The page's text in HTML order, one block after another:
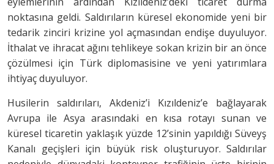
noktasına geldi. Saldırıların küresel ekonomide yeni bir
tedarik zinciri krizine yol açmasından endişe duyuluyor.
İthalat ve ihracat ağını tehlikeye sokan krizin bir an önce
çözülmesi için Türk diplomasisine ve yeni yatırımlara
ihtiyaç duyuluyor.
Husilerin saldırıları, Akdeniz’i Kızıldeniz’e bağlayarak
Avrupa ile Asya arasındaki en kısa rotayı sunan ve
küresel ticaretin yaklaşık yüzde 12’sinin yapıldığı Süveyş
Kanalı geçişleri için büyük risk oluşturuyor. Saldırılar